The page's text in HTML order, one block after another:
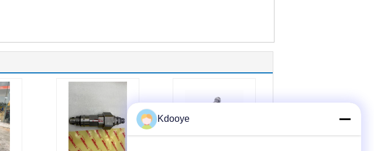
Kdooye